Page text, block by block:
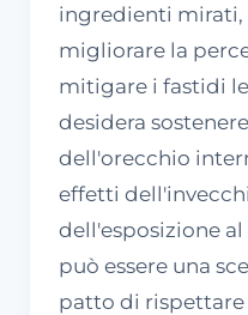
ingredienti
migliorare la
mitigare i fastidi
desidera
dell'orecchio
effetti
dell'esposizione
può essere una
patto di rispettare